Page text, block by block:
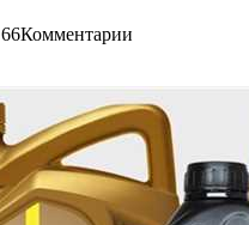
66Комментарии